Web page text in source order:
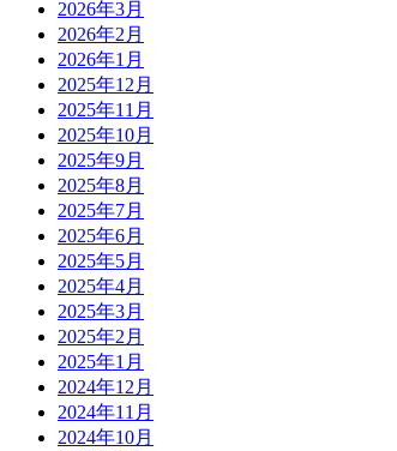
2026年3月
2026年2月
2026年1月
2025年12月
2025年11月
2025年10月
2025年9月
2025年8月
2025年7月
2025年6月
2025年5月
2025年4月
2025年3月
2025年2月
2025年1月
2024年12月
2024年11月
2024年10月